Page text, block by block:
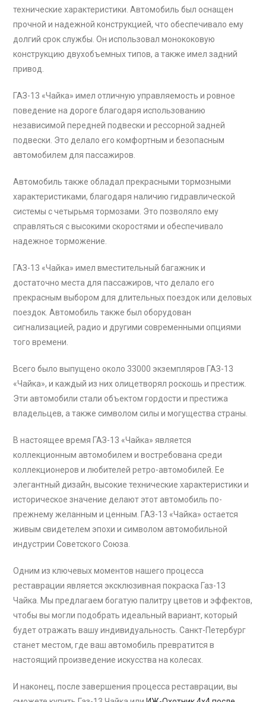
технические характеристики. Автомобиль был оснащен
прочной и надежной конструкцией, что обеспечивало ему
долгий срок службы. Он использовал монококовую
конструкцию двухобъемных типов, а также имел задний
привод.
ГАЗ-13 «Чайка» имел отличную управляемость и ровное
поведение на дороге благодаря использованию
независимой передней подвески и рессорной задней
подвески. Это делало его комфортным и безопасным
автомобилем для пассажиров.
Автомобиль также обладал прекрасными тормозными
характеристиками, благодаря наличию гидравлической
системы с четырьмя тормозами. Это позволяло ему
справляться с высокими скоростями и обеспечивало
надежное торможение.
ГАЗ-13 «Чайка» имел вместительный багажник и
достаточно места для пассажиров, что делало его
прекрасным выбором для длительных поездок или деловых
поездок. Автомобиль также был оборудован
сигнализацией, радио и другими современными опциями
того времени.
Всего было выпущено около 33000 экземпляров ГАЗ-13
«Чайка», и каждый из них олицетворял роскошь и престиж.
Эти автомобили стали объектом гордости и престижа
владельцев, а также символом силы и могущества страны.
В настоящее время ГАЗ-13 «Чайка» является
коллекционным автомобилем и востребована среди
коллекционеров и любителей ретро-автомобилей. Ее
элегантный дизайн, высокие технические характеристики и
историческое значение делают этот автомобиль по-
прежнему желанным и ценным. ГАЗ-13 «Чайка» остается
живым свидетелем эпохи и символом автомобильной
индустрии Советского Союза.
Одним из ключевых моментов нашего процесса
реставрации является эксклюзивная покраска Газ-13
Чайка. Мы предлагаем богатую палитру цветов и эффектов,
чтобы вы могли подобрать идеальный вариант, который
будет отражать вашу индивидуальность. Санкт-Петербург
станет местом, где ваш автомобиль превратится в
настоящий произведение искусства на колесах.
И наконец, после завершения процесса реставрации, вы